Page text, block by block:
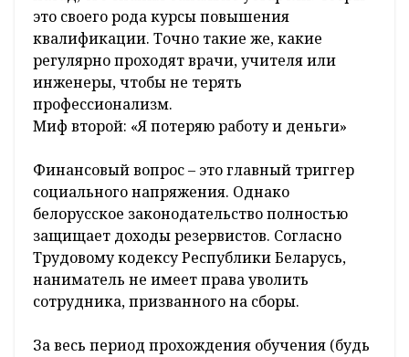
ежегодно на протяжении десятилетий. Это
сугубо внутренняя техническая процедура.
Современная армия эксплуатирует сложную
технику: цифровые защищенные системы
связи, новые образцы вооружений,
проходил срочную службу 5, 10 или 15 лет
назад, его знания банально устарели. Сборы –
это своего рода курсы повышения
квалификации. Точно такие же, какие
регулярно проходят врачи, учителя или
инженеры, чтобы не терять
профессионализм.